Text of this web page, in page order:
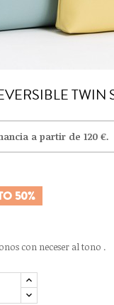
TWIN
50%
con neceser al tono .